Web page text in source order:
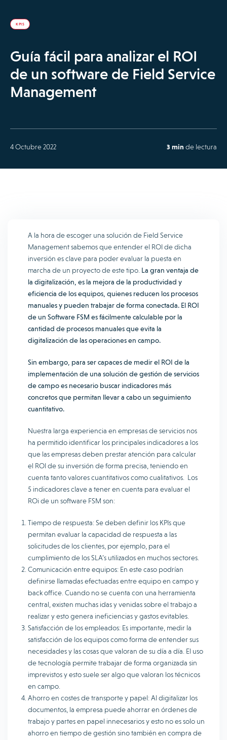
KPIS
Guía fácil para analizar el ROI
de un software de Field Service
Management
4 Octubre 2022 3 min de lectura
A la hora de escoger una solución de Field Service
Management sabemos que entender el ROI de dicha
inversión es clave para poder evaluar la puesta en
marcha de un proyecto de este tipo. La gran ventaja de
la digitalización, es la mejora de la productividad y
eficiencia de los equipos, quienes reducen los procesos
manuales y pueden trabajar de forma conectada. El ROI
de un Software FSM es fácilmente calculable por la
cantidad de procesos manuales que evita la
digitalización de las operaciones en campo.
Sin embargo, para ser capaces de medir el ROI de la
implementación de una solución de gestión de servicios
de campo es necesario buscar indicadores más
concretos que permitan llevar a cabo un seguimiento
cuantitativo.
Nuestra larga experiencia en empresas de servicios nos
ha permitido identificar los principales indicadores a los
que las empresas deben prestar atención para calcular
el ROI de su inversión de forma precisa, teniendo en
cuenta tanto valores cuantitativos como cualitativos. Los
5 indicadores clave a tener en cuenta para evaluar el
ROi de un software FSM son:
Tiempo de respuesta: Se deben definir los KPIs que
permitan evaluar la capacidad de respuesta a las
solicitudes de los clientes, por ejemplo, para el
cumplimiento de los SLA’s utilizados en muchos sectores.
Comunicación entre equipos: En este caso podrían
definirse llamadas efectuadas entre equipo en campo y
back office. Cuando no se cuenta con una herramienta
central, existen muchas idas y venidas sobre el trabajo a
realizar y esto genera ineficiencias y gastos evitables.
Satisfacción de los empleados: Es importante, medir la
satisfacción de los equipos como forma de entender sus
necesidades y las cosas que valoran de su día a día. El uso
de tecnología permite trabajar de forma organizada sin
imprevistos y esto suele ser algo que valoran los técnicos
en campo.
Ahorro en costes de transporte y papel: Al digitalizar los
documentos, la empresa puede ahorrar en órdenes de
trabajo y partes en papel innecesarios y esto no es solo un
ahorro en tiempo de gestión sino también en compra de